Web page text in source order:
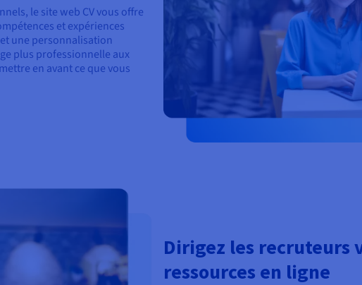
le site web CV vous offre
et expériences
une personnalisation
plus professionnelle aux
en avant ce que vous
Dirigez les recruteurs
ressources en ligne